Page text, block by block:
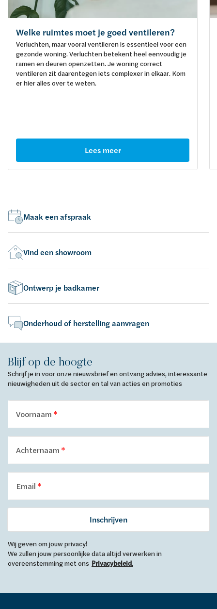
Welke ruimtes moet je goed ventileren?
Verluchten, maar vooral ventileren is essentieel voor een
gezonde woning. Verluchten betekent heel eenvoudig je
ramen en deuren openzetten. Je woning correct
ventileren zit daarentegen iets complexer in elkaar. Kom
er hier alles over te weten.
Lees meer
Maak een afspraak
Vind een showroom
Ontwerp je badkamer
Onderhoud of herstelling aanvragen
Blijf op de hoogte
Schrijf je in voor onze nieuwsbrief en ontvang advies, interessante
nieuwigheden uit de sector en tal van acties en promoties
Voornaam
Achternaam
Email
Inschrijven
Wij geven om jouw privacy!
We zullen jouw persoonlijke data altijd verwerken in
overeenstemming met ons Privacybeleid.